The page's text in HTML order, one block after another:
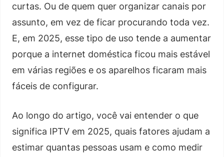
curtas. Ou de quem quer organizar canais por
assunto, em vez de ficar procurando toda vez.
E, em 2025, esse tipo de uso tende a aumentar
porque a internet doméstica ficou mais estável
em várias regiões e os aparelhos ficaram mais
fáceis de configurar.
Ao longo do artigo, você vai entender o que
significa IPTV em 2025, quais fatores ajudam a
estimar quantas pessoas usam e como medir